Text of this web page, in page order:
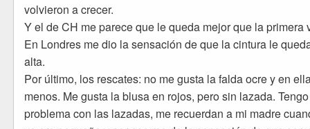
volvieron a crecer.
Y el de CH me parece que le queda mejor que la primera
En Londres me dio la sensación de que la cintura le
alta.
Por último, los rescates: no me gusta la falda ocre y en
menos. Me gusta la blusa en rojos, pero sin lazada.
problema con las lazadas, me recuerdan a mi madre